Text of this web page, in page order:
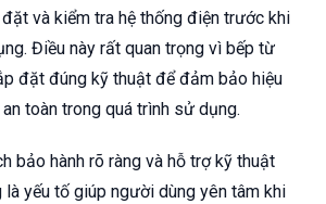
và kiểm tra hệ thống điện trước khi
Điều này rất quan trọng vì bếp từ
đặt đúng kỹ thuật để đảm bảo hiệu
toàn trong quá trình sử dụng.
bảo hành rõ ràng và hỗ trợ kỹ thuật
là yếu tố giúp người dùng yên tâm khi